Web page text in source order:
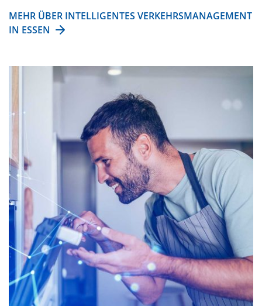
MEHR ÜBER INTELLIGENTES VERKEHRSMANAGEMENT
IN ESSEN